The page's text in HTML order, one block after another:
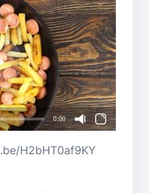
0:00
H2bHT0af9KY